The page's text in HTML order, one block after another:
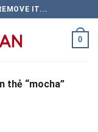
IT...
0
thẻ “mocha”